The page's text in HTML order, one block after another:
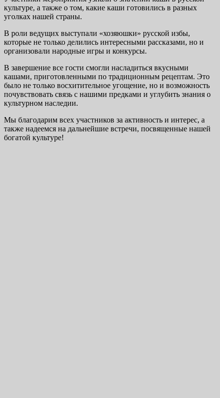
культуре, а также о том, какие каши готовились в разных
уголках нашей страны.
В роли ведущих выступали «хозяюшки» русской избы,
которые не только делились интересными рассказами, но и
организовали народные игры и конкурсы.
В завершение все гости смогли насладиться вкусными
кашами, приготовленными по традиционным рецептам. Это
было не только восхитительное угощение, но и возможность
почувствовать связь с нашими предками и углубить знания о
культурном наследии.
Мы благодарим всех участников за активность и интерес, а
также надеемся на дальнейшие встречи, посвященные нашей
богатой культуре!